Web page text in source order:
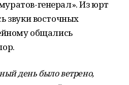
генерал». Из юрт
звуки восточных
общались
день было ветрено,